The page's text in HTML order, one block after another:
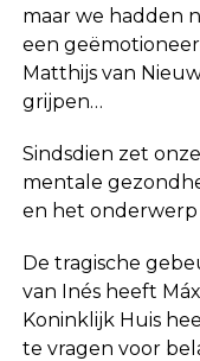
maar we hadden
een
Matthijs van
grijpen…
Sindsdien zet
mentale
en het
De tragische
van Inés heeft
Koninklijk Huis
te vragen voor